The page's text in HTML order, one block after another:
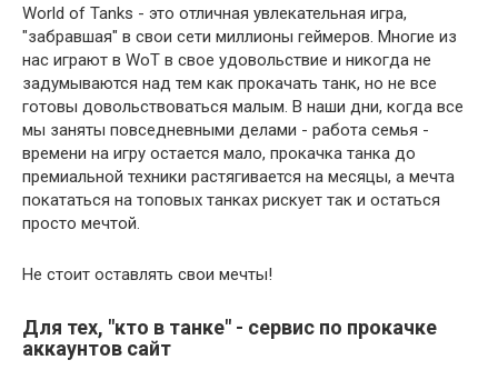
World of Tanks - это отличная увлекательная игра,
"забравшая" в свои сети миллионы геймеров. Многие из
нас играют в WoT в свое удовольствие и никогда не
задумываются над тем как прокачать танк, но не все
готовы довольствоваться малым. В наши дни, когда все
мы заняты повседневными делами - работа семья -
времени на игру остается мало, прокачка танка до
премиальной техники растягивается на месяцы, а мечта
покататься на топовых танках рискует так и остаться
просто мечтой.
Не стоит оставлять свои мечты!
Для тех, "кто в танке" - сервис по прокачке
аккаунтов сайт